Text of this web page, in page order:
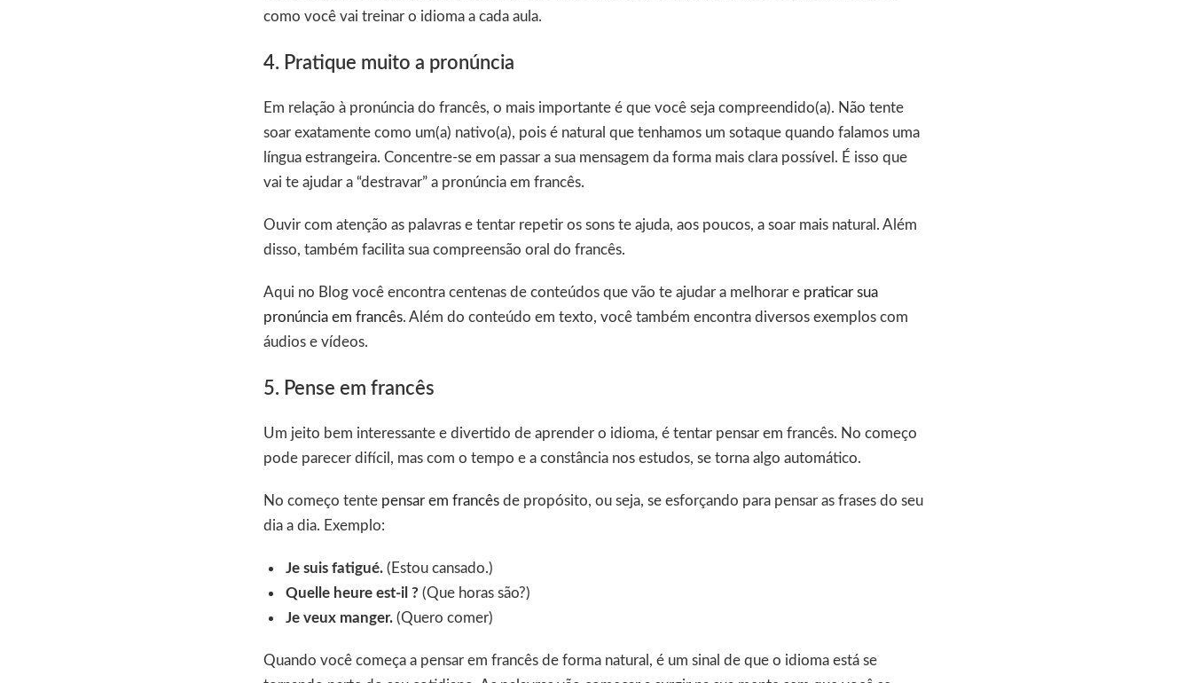
como você vai treinar o idioma a cada aula.
4. Pratique muito a pronúncia
Em relação à pronúncia do francês, o mais importante é que você seja compreendido(a). Não tente
soar exatamente como um(a) nativo(a), pois é natural que tenhamos um sotaque quando falamos uma
língua estrangeira. Concentre-se em passar a sua mensagem da forma mais clara possível. É isso que
vai te ajudar a “destravar” a pronúncia em francês.
Ouvir com atenção as palavras e tentar repetir os sons te ajuda, aos poucos, a soar mais natural. Além
disso, também facilita sua compreensão oral do francês.
Aqui no Blog você encontra centenas de conteúdos que vão te ajudar a melhorar e praticar sua
pronúncia em francês. Além do conteúdo em texto, você também encontra diversos exemplos com
áudios e vídeos.
5. Pense em francês
Um jeito bem interessante e divertido de aprender o idioma, é tentar pensar em francês. No começo
pode parecer difícil, mas com o tempo e a constância nos estudos, se torna algo automático.
No começo tente pensar em francês de propósito, ou seja, se esforçando para pensar as frases do seu
dia a dia. Exemplo:
Je suis fatigué. (Estou cansado.)
Quelle heure est-il ?(Que horas são?)
Je veux manger. (Quero comer)
Quando você começa a pensar em francês de forma natural, é um sinal de que o idioma está se